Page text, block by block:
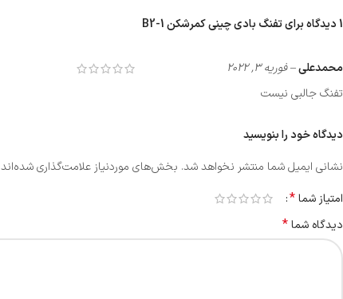
1 دیدگاه برای تفنگ بادی چینی کمرشکن B2-1
محمدعلی–فوریه 3, 2022
تفنگ جالبی نیست
دیدگاه خود را بنویسید
نشانی ایمیل شما منتشر نخواهد شد. بخش‌های موردنیاز علامت‌گذاری شده‌اند
امتیاز شما*
دیدگاه شما*